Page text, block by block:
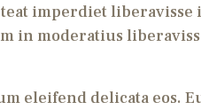
imperdiet liberavisse
in moderatius
eleifend delicata eos.